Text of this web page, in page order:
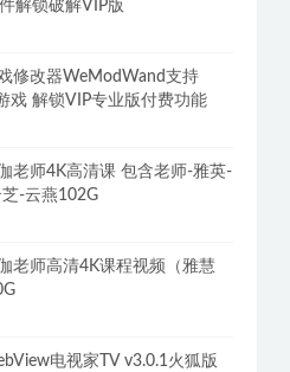
解锁破解VIP版
修改器WeModWand支持
戏 解锁VIP专业版付费功能
老师4K高清课 包含老师-雅英-
-云燕102G
老师高清4K课程视频（雅慧
电视家TV v3.0.1火狐版